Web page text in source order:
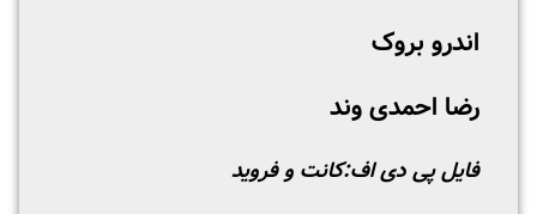
اندرو بروک
رضا احمدی وند
فایل پی دی اف:کانت و فروید